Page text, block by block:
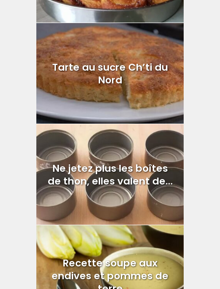
Tarte au sucre Ch’ti du
Nord
Ne jetez plus les boîtes
de thon, elles valent de...
Recette soupe aux
endives et pommes de